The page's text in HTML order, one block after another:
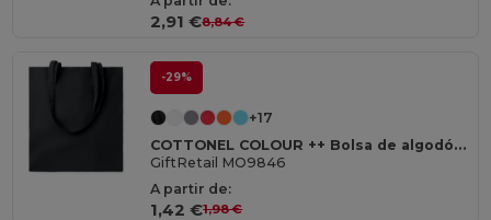
2,91 €8,84 €
-29%
+17
COTTONEL COLOUR ++ Bolsa de algodón 180 gr/m² MO9846-
GiftRetail MO9846
A partir de:
1,42 €1,98 €